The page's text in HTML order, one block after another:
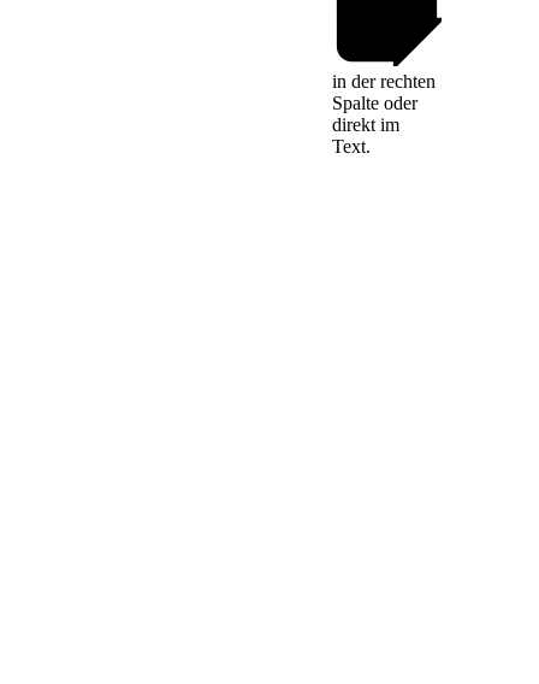
in der rechten
Spalte oder
direkt im
Text.